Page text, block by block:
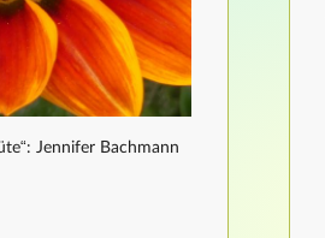
Jennifer Bachmann